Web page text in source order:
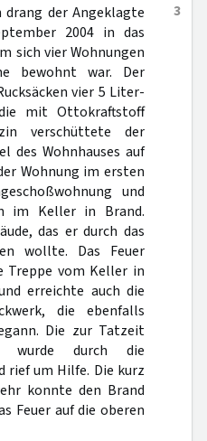
3
drang der Angeklagte
2004 in das
sich vier Wohnungen
bewohnt war. Der
vier 5 Liter-
mit Ottokraftstoff
verschüttete der
des Wohnhauses auf
Wohnung im ersten
und
im Keller in Brand.
das er durch das
wollte. Das Feuer
Treppe vom Keller in
erreichte auch die
die ebenfalls
Die zur Tatzeit
wurde durch die
rief um Hilfe. Die kurz
konnte den Brand
Feuer auf die oberen